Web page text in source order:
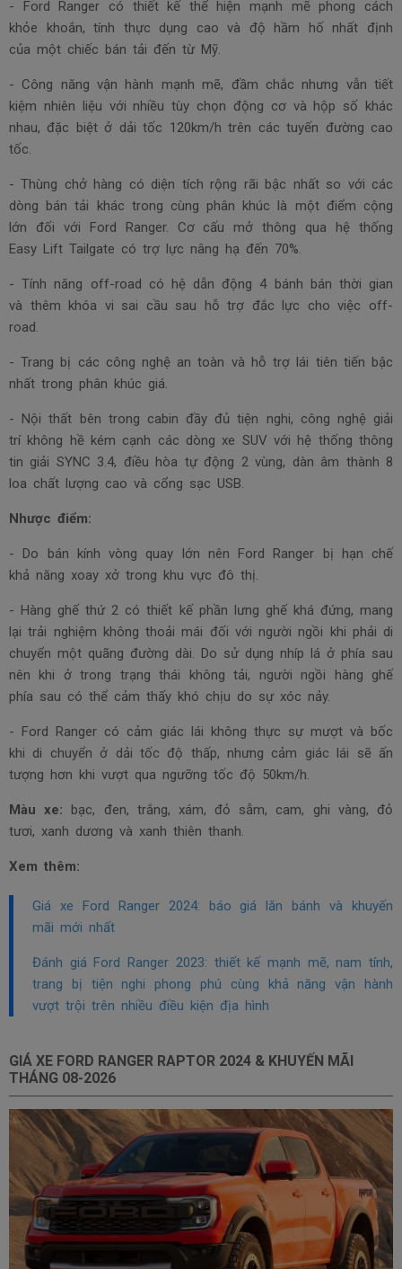
- Ford Ranger có thiết kế thể hiện mạnh mẽ phong cách
khỏe khoắn, tính thực dụng cao và độ hầm hố nhất định
của một chiếc bán tải đến từ Mỹ.
- Công năng vận hành mạnh mẽ, đầm chắc nhưng vẫn tiết
kiệm nhiên liệu với nhiều tùy chọn động cơ và hộp số khác
nhau, đặc biệt ở dải tốc 120km/h trên các tuyến đường cao
tốc.
- Thùng chở hàng có diện tích rộng rãi bậc nhất so với các
dòng bán tải khác trong cùng phân khúc là một điểm cộng
lớn đối với Ford Ranger. Cơ cấu mở thông qua hệ thống
Easy Lift Tailgate có trợ lực nâng hạ đến 70%.
- Tính năng off-road có hệ dẫn động 4 bánh bán thời gian
và thêm khóa vi sai cầu sau hỗ trợ đắc lực cho việc off-
road.
- Trang bị các công nghệ an toàn và hỗ trợ lái tiên tiến bậc
nhất trong phân khúc giá.
- Nội thất bên trong cabin đầy đủ tiện nghi, công nghệ giải
trí không hề kém cạnh các dòng xe SUV với hệ thống thông
tin giải SYNC 3.4, điều hòa tự động 2 vùng, dàn âm thành 8
loa chất lượng cao và cổng sạc USB.
Nhược điểm:
- Do bán kính vòng quay lớn nên Ford Ranger bị hạn chế
khả năng xoay xở trong khu vực đô thị.
- Hàng ghế thứ 2 có thiết kế phần lưng ghế khá đứng, mang
lại trải nghiệm không thoải mái đối với người ngồi khi phải di
chuyển một quãng đường dài. Do sử dụng nhíp lá ở phía sau
nên khi ở trong trạng thái không tải, người ngồi hàng ghế
phía sau có thể cảm thấy khó chịu do sự xóc nảy.
- Ford Ranger có cảm giác lái không thực sự mượt và bốc
khi di chuyển ở dải tốc độ thấp, nhưng cảm giác lái sẽ ấn
tượng hơn khi vượt qua ngưỡng tốc độ 50km/h.
Màu xe: bạc, đen, trắng, xám, đỏ sẫm, cam, ghi vàng, đỏ
tươi, xanh dương và xanh thiên thanh.
Xem thêm:
Giá xe Ford Ranger 2024: báo giá lăn bánh và khuyến
mãi mới nhất
Đánh giá Ford Ranger 2023: thiết kế mạnh mẽ, nam tính,
trang bị tiện nghi phong phú cùng khả năng vận hành
vượt trội trên nhiều điều kiện địa hình
GIÁ XE FORD RANGER RAPTOR 2024 & KHUYẾN MÃI
THÁNG 08-2026